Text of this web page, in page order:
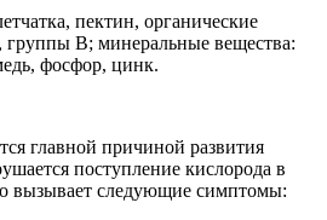
пектин, органические
B; минеральные вещества:
фосфор, цинк.
главной причиной развития
поступление кислорода в
вызывает следующие симптомы: